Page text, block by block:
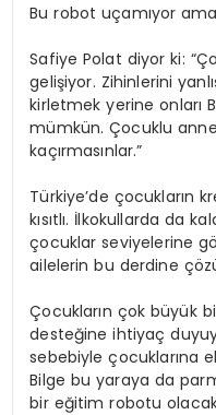
Bu robot uçamıyor
Safiye Polat diyor ki:
gelişiyor. Zihinlerini
kirletmek yerine onları
mümkün. Çocuklu
kaçırmasınlar.”
Türkiye’de çocukların
kısıtlı. İlkokullarda da
çocuklar seviyelerine
ailelerin bu derdine
Çocukların çok büyük
desteğine ihtiyaç
sebebiyle çocuklarına
Bilge bu yaraya da
bir eğitim robotu